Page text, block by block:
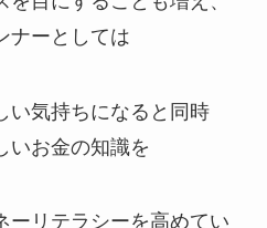
ナーとしては
い気持ちになると同時
いお金の知識を
ーリテラシーを高めてい